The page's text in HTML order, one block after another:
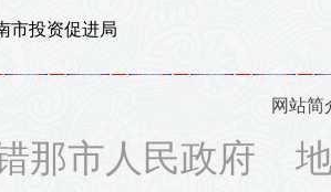
市投资促进局
网站简
那市人民政府